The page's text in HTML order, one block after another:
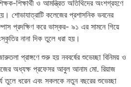
শিক্ষার্থী ও আমন্ত্রিত অতিথিদের অংশগ্রহণে
শোভাযাত্রাটি কলেজের প্রশাসনিক ভবনের
প্রদক্ষিণ করে ভাস্কর- ৯১ এর সামনে গিয়ে
নানা দিক তুলে ধরা হয়।
প্রাঙ্গণে শুরু হয় নববর্ষের শুভেচ্ছা বিনিময় ও
অধ্যক্ষ প্রফেসর আবুল আনাম মো. রিয়াজ
তুলে ধরেন এবং সকলকে নতুন বছরের শুভেচ্ছা